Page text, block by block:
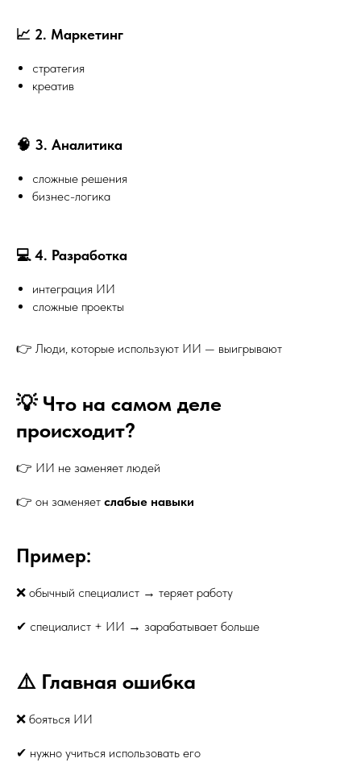
📈 2. Маркетинг
стратегия
креатив
🧠 3. Аналитика
сложные решения
бизнес-логика
💻 4. Разработка
интеграция ИИ
сложные проекты
👉 Люди, которые используют ИИ — выигрывают
💡 Что на самом деле
происходит?
👉 ИИ не заменяет людей
👉 он заменяет слабые навыки
Пример:
❌ обычный специалист → теряет работу
✔ специалист + ИИ → зарабатывает больше
⚠️ Главная ошибка
❌ бояться ИИ
✔ нужно учиться использовать его